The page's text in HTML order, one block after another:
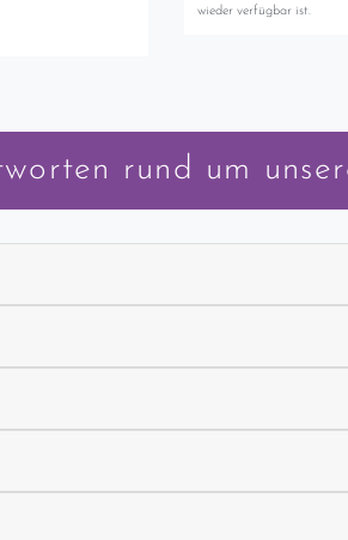
wieder verfügbar ist.
rund um